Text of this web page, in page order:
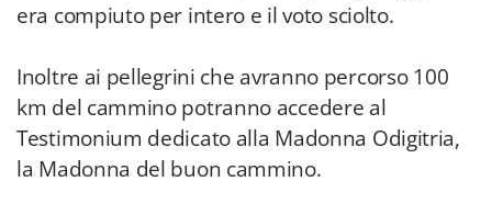
era compiuto per intero e il voto sciolto.
Inoltre ai pellegrini che avranno percorso 100
km del cammino potranno accedere al
Testimonium dedicato alla Madonna Odigitria,
la Madonna del buon cammino.